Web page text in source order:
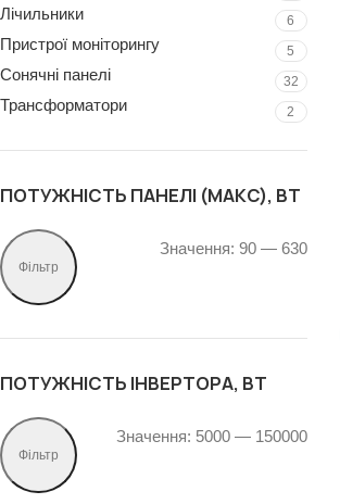
Лічильники 6
Пристрої моніторингу 5
Сонячні панелі 32
Трансформатори 2
ПОТУЖНІСТЬ ПАНЕЛІ (МАКС), ВТ
Фільтр
Значення: 90— 630
ПОТУЖНІСТЬ ІНВЕРТОРА, ВТ
Фільтр
Значення: 5000— 150000